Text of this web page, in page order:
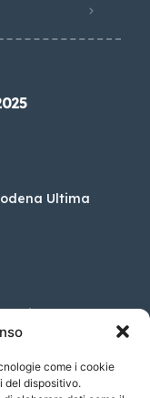
come i cookie
del dispositivo.
Ultima
Ti AT8 RWD